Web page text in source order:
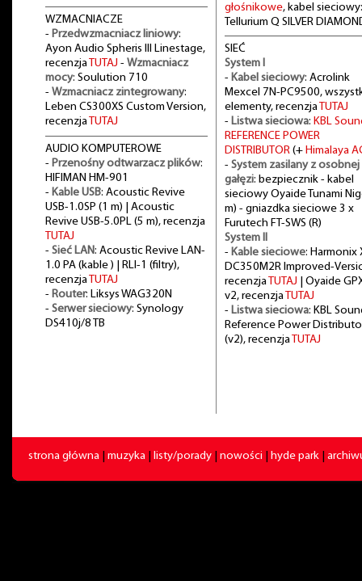
WZMACNIACZE
- Przedwzmacniacz liniowy:
Ayon Audio Spheris III Linestage,
recenzja TUTAJ - Wzmacniacz
mocy: Soulution 710
- Wzmacniacz zintegrowany:
Leben CS300XS Custom Version,
recenzja TUTAJ
AUDIO KOMPUTEROWE
- Przenośny odtwarzacz plików:
HIFIMAN HM-901
- Kable USB: Acoustic Revive
USB-1.0SP (1 m) | Acoustic
Revive USB-5.0PL (5 m), recenzja
TUTAJ
- Sieć LAN: Acoustic Revive LAN-
1.0 PA (kable ) | RLI-1 (filtry),
recenzja TUTAJ
- Router: Liksys WAG320N
- Serwer sieciowy: Synology
DS410j/8 TB
głośnikowe, kabel sieciowy:
Tellurium Q SILVER
SIEĆ
System I
- Kabel sieciowy: Acrolink
Mexcel 7N-PC9500,
elementy, recenzja TUTAJ
- Listwa sieciowa: KBL
REFERENCE POWER
DISTRIBUTOR(+ Himalaya
- System zasilany z osobnej
gałęzi: bezpiecznik - kabel
sieciowy Oyaide Tunami
m) - gniazdka sieciowe 3 x
Furutech FT-SWS (R)
System II
- Kable sieciowe: Harmonix
DC350M2R Improved-
recenzja TUTAJ | Oyaide
v2, recenzja TUTAJ
- Listwa sieciowa: KBL
Reference Power
(v2), recenzja TUTAJ
strona główna muzyka listy/porady nowości hyde park